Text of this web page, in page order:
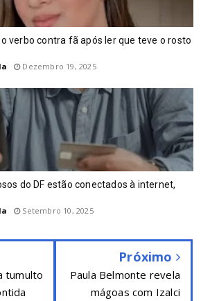
verbo contra fã após ler que teve o rosto
Dezembro 19, 2025
do DF estão conectados à internet,
Setembro 10, 2025
tumulto
Próximo
Paula Belmonte revela
mágoas com Izalci